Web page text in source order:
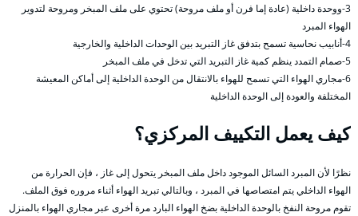
3-ووحدة داخلية (عادة إما فرن أو ملف مروحة) تحتوي على ملف المبخر ومروحة لتدوير
الهواء المبرد
4-أنابيب نحاسية تسمح بتدفق غاز التبريد بين الوحدات الداخلية والخارجية
5-صمام التمدد ينظم كمية غاز التبريد التي تدخل في ملف المبخر
6-مجاري الهواء التي تسمح للهواء بالانتقال من الوحدة الداخلية إلى أماكن المعيشة
المختلفة والعودة إلى الوحدة الداخلية
كيف يعمل التكييف المركزي؟
نظرًا لأن المبرد السائل الموجود داخل ملف المبخر يتحول إلى غاز ، فإن الحرارة من
الهواء الداخلي يتم امتصاصها في المبرد ، وبالتالي تبريد الهواء أثناء مروره فوق الملف.
تقوم مروحة النفخ بالوحدة الداخلية بضخ الهواء البارد مرة أخرى عبر مجاري الهواء بالمنزل